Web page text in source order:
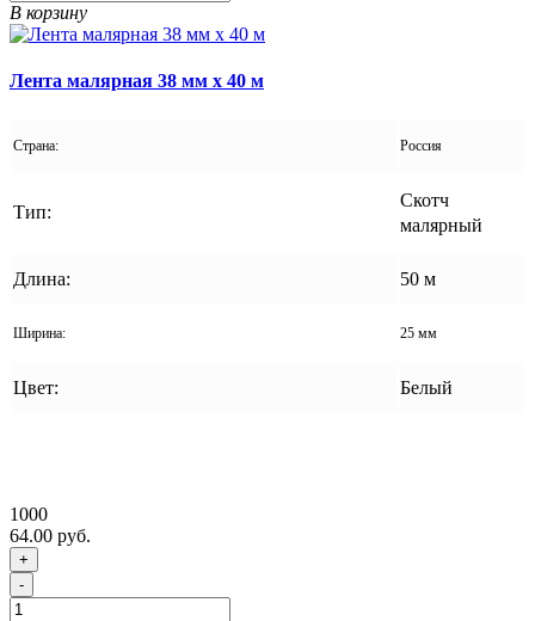
В корзину
Лента малярная 38 мм x 40 м
Страна: Россия
Тип:
Скотч
малярный
Длина: 50 м
Ширина: 25 мм
Цвет: Белый
1000
64.00 руб.
+
-